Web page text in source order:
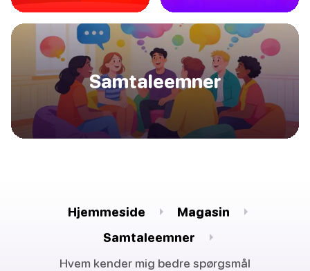
Samtaleemner
Hjemmeside
Magasin
Samtaleemner
Hvem kender mig bedre spørgsmål